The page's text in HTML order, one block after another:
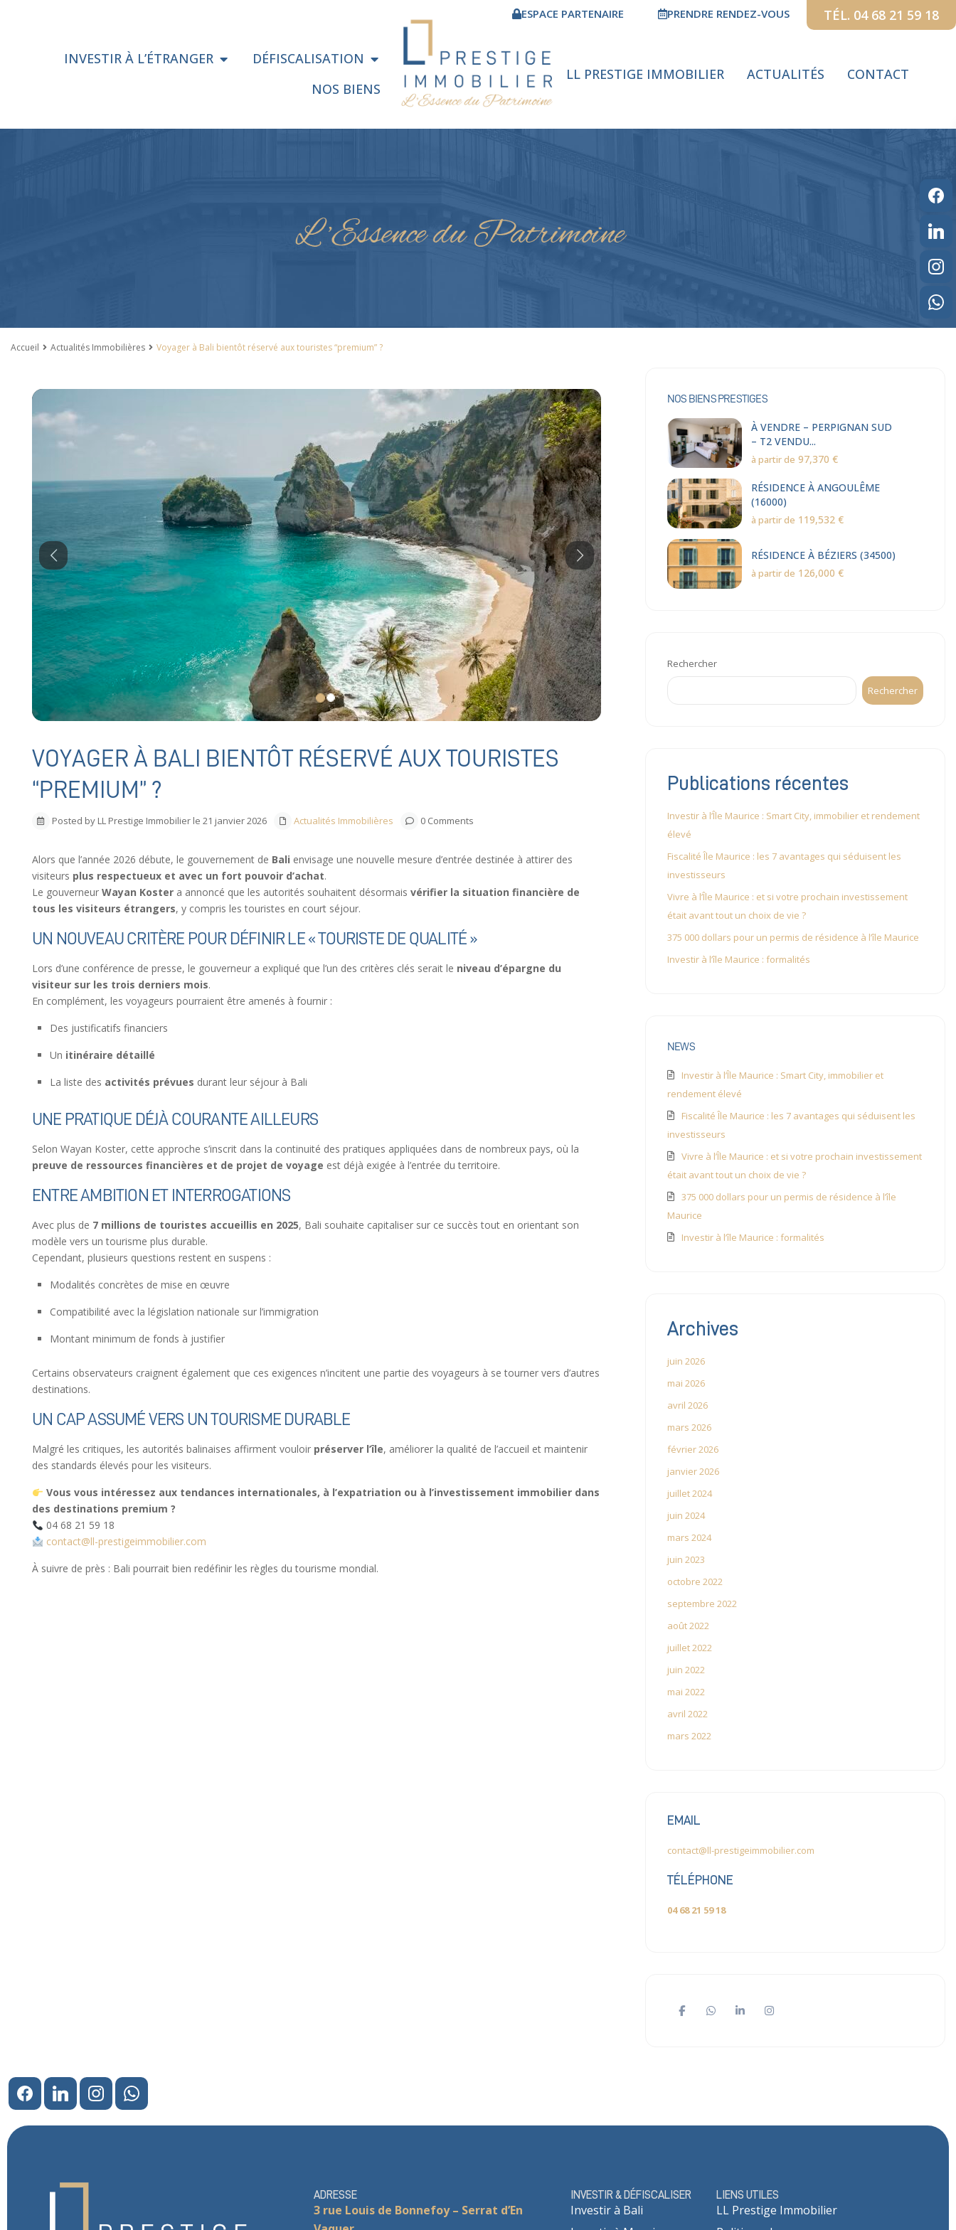
ESPACE PARTENAIRE PRENDRE RENDEZ-VOUS TÉL. 04 68 21 59 18
INVESTIR À L’ÉTRANGER
DÉFISCALISATION
NOS BIENS
LL PRESTIGE IMMOBILIER ACTUALITÉS CONTACT
Accueil Actualités Immobilières Voyager à Bali bientôt réservé aux touristes “premium” ?
Previous Next
VOYAGER À BALI BIENTÔT RÉSERVÉ AUX TOURISTES
“PREMIUM” ?
Posted by LL Prestige Immobilier le 21 janvier 2026 Actualités Immobilières 0 Comments
Alors que l’année 2026 débute, le gouvernement de Bali envisage une nouvelle mesure d’entrée destinée à attirer des
visiteurs plus respectueux et avec un fort pouvoir d’achat.
Le gouverneur Wayan Koster a annoncé que les autorités souhaitent désormais vérifier la situation financière de
tous les visiteurs étrangers, y compris les touristes en court séjour.
UN NOUVEAU CRITÈRE POUR DÉFINIR LE « TOURISTE DE QUALITÉ »
Lors d’une conférence de presse, le gouverneur a expliqué que l’un des critères clés serait le niveau d’épargne du
visiteur sur les trois derniers mois.
En complément, les voyageurs pourraient être amenés à fournir :
Des justificatifs financiers
Un itinéraire détaillé
La liste des activités prévues durant leur séjour à Bali
UNE PRATIQUE DÉJÀ COURANTE AILLEURS
Selon Wayan Koster, cette approche s’inscrit dans la continuité des pratiques appliquées dans de nombreux pays, où la
preuve de ressources financières et de projet de voyage est déjà exigée à l’entrée du territoire.
ENTRE AMBITION ET INTERROGATIONS
Avec plus de 7 millions de touristes accueillis en 2025, Bali souhaite capitaliser sur ce succès tout en orientant son
modèle vers un tourisme plus durable.
Cependant, plusieurs questions restent en suspens :
Modalités concrètes de mise en œuvre
Compatibilité avec la législation nationale sur l’immigration
Montant minimum de fonds à justifier
Certains observateurs craignent également que ces exigences n’incitent une partie des voyageurs à se tourner vers d’autres
destinations.
UN CAP ASSUMÉ VERS UN TOURISME DURABLE
Malgré les critiques, les autorités balinaises affirment vouloir préserver l’île, améliorer la qualité de l’accueil et maintenir
des standards élevés pour les visiteurs.
Vous vous intéressez aux tendances internationales, à l’expatriation ou à l’investissement immobilier dans
des destinations premium ?
04 68 21 59 18
contact@ll-prestigeimmobilier.com
À suivre de près : Bali pourrait bien redéfinir les règles du tourisme mondial.
NOS BIENS PRESTIGES
À VENDRE – PERPIGNAN SUD
– T2 VENDU...
à partir de 97,370 €
RÉSIDENCE À ANGOULÊME
(16000)
à partir de 119,532 €
RÉSIDENCE À BÉZIERS (34500)
à partir de 126,000 €
Rechercher
Rechercher
Publications récentes
Investir à l’Île Maurice : Smart City, immobilier et rendement
élevé
Fiscalité Île Maurice : les 7 avantages qui séduisent les
investisseurs
Vivre à l’Île Maurice : et si votre prochain investissement
était avant tout un choix de vie ?
375 000 dollars pour un permis de résidence à l’île Maurice
Investir à l’île Maurice : formalités
NEWS
Investir à l’Île Maurice : Smart City, immobilier et
rendement élevé
Fiscalité Île Maurice : les 7 avantages qui séduisent les
investisseurs
Vivre à l’Île Maurice : et si votre prochain investissement
était avant tout un choix de vie ?
375 000 dollars pour un permis de résidence à l’île
Maurice
Investir à l’île Maurice : formalités
Archives
juin 2026
mai 2026
avril 2026
mars 2026
février 2026
janvier 2026
juillet 2024
juin 2024
mars 2024
juin 2023
octobre 2022
septembre 2022
août 2022
juillet 2022
juin 2022
mai 2022
avril 2022
mars 2022
EMAIL
contact@ll-prestigeimmobilier.com
TÉLÉPHONE
04 68 21 59 18
ADRESSE
3 rue Louis de Bonnefoy – Serrat d’En
INVESTIR & DÉFISCALISER
Investir à Bali
LIENS UTILES
LL Prestige Immobilier